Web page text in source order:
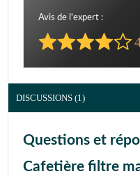
Avis de l'expert :
DISCUSSIONS (1)
Questions et
Cafetière filtre